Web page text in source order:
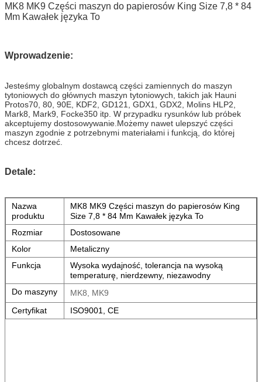
MK8 MK9 Części maszyn do papierosów King Size 7,8 * 84
Mm Kawałek języka To
Wprowadzenie:
Jesteśmy globalnym dostawcą części zamiennych do maszyn
tytoniowych do głównych maszyn tytoniowych, takich jak Hauni
Protos70, 80, 90E, KDF2, GD121, GDX1, GDX2, Molins HLP2,
Mark8, Mark9, Focke350 itp. W przypadku rysunków lub próbek
akceptujemy dostosowywanie.Możemy nawet ulepszyć części
maszyn zgodnie z potrzebnymi materiałami i funkcją, do której
chcesz dotrzeć.
Detale:
Nazwa
produktu
MK8 MK9 Części maszyn do papierosów King
Size 7,8 * 84 Mm Kawałek języka To
Rozmiar
Dostosowane
Kolor
Metaliczny
Funkcja
Wysoka wydajność, tolerancja na wysoką
temperaturę, nierdzewny, niezawodny
Do maszyny
MK8, MK9
Certyfikat
ISO9001, CE